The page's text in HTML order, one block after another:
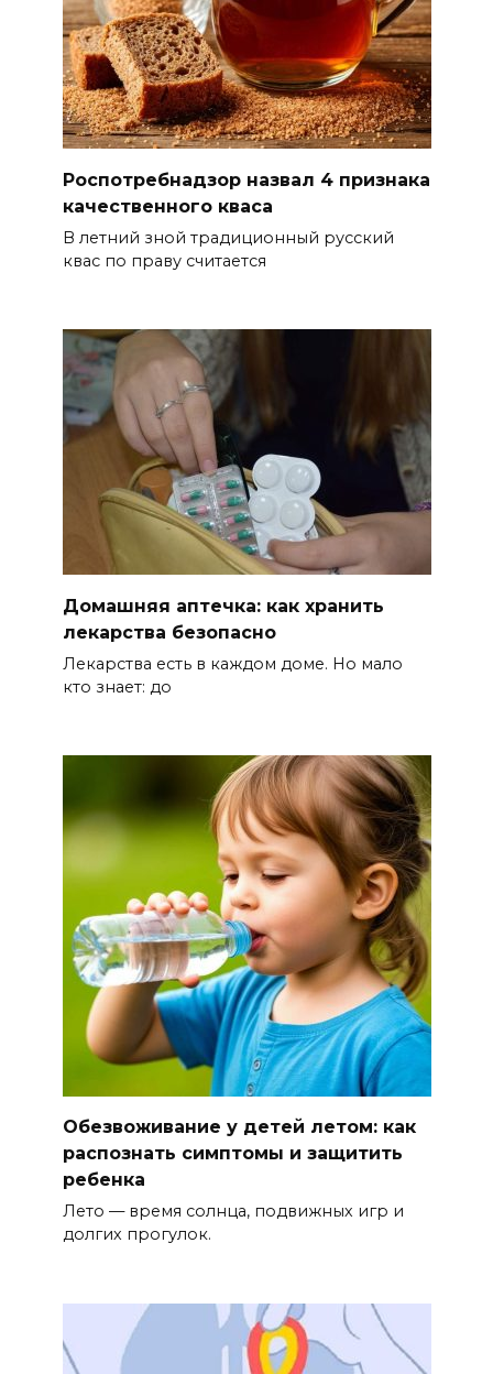
Шахтами
06 августа 2026 15:20
Александр Брод – о
современных подходах к
контролю за выборами и
подготовке наблюдателей на
Дону
06 августа 2026 15:12
В донских школах к 1 сентября
обновят учебники
06 августа 2026 15:10
В Ростовской области до
конца года откроют 49
спортивных объектов
БОЛЬШЕ НОВОСТЕЙ
Роспотребнадзор назвал 4 признака
качественного кваса
В летний зной традиционный русский
квас по праву считается
Домашняя аптечка: как хранить
лекарства безопасно
Лекарства есть в каждом доме. Но мало
кто знает: до
Обезвоживание у детей летом: как
распознать симптомы и защитить
ребенка
Лето — время солнца, подвижных игр и
долгих прогулок.